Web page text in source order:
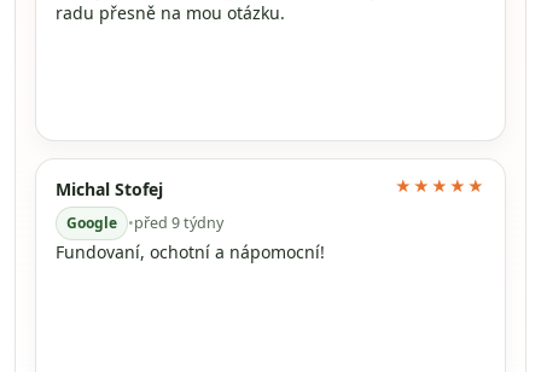
radu přesně na mou otázku.
Michal Stofej
Google •před 9 týdny
★★★★★
Fundovaní, ochotní a nápomocní!